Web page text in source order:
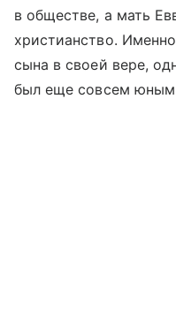
в обществе, а мать
христианство.
сына в своей вере,
был еще совсем